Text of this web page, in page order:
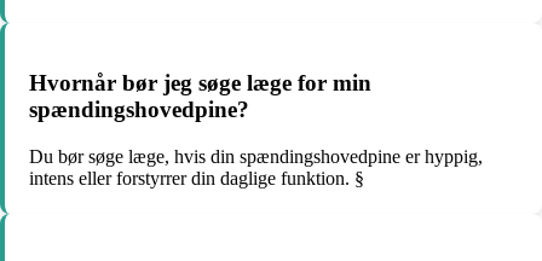
Hvornår bør jeg søge læge for min
spændingshovedpine?
Du bør søge læge, hvis din spændingshovedpine er hyppig,
intens eller forstyrrer din daglige funktion. §